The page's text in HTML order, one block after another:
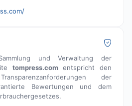
und Verwaltung der
tompress.com entspricht den
der
Bewertungen und dem